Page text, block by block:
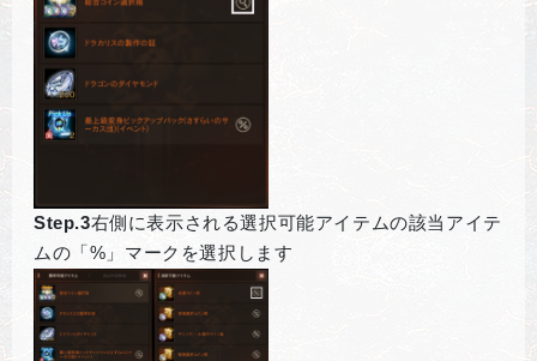
Step.3右側に表示される選択可能アイテムの該当アイテ
ムの「%」マークを選択します